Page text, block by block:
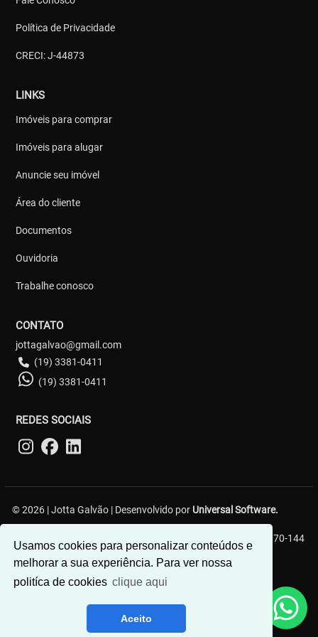
Usamos cookies para personalizar conteúdos e
melhorar a sua experiência. Para ver nossa
politíca de cookies clique aqui
Aceito
Política de Privacidade
CRECI: J-44873
LINKS
Imóveis para comprar
Imóveis para alugar
Anuncie seu imóvel
Área do cliente
Documentos
Ouvidoria
Trabalhe conosco
CONTATO
jottagalvao@gmail.com
(19) 3381-0411
(19) 3381-0411
REDES SOCIAIS
© 2026 | Jotta Galvão | Desenvolvido por Universal Software.
R. Carlos Gerin, 161 - Jardim Chapadão, Campinas - SP, 13070-144